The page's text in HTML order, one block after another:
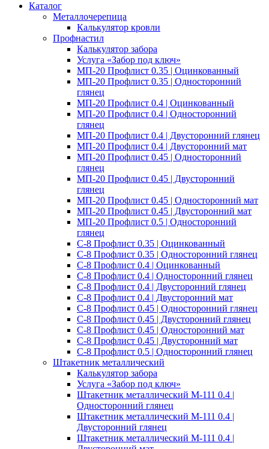
Каталог
Металлочерепица
Калькулятор кровли
Профнастил
Калькулятор забора
Услуга «Забор под ключ»
МП-20 Профлист 0.35 | Оцинкованный
МП-20 Профлист 0.35 | Односторонний
глянец
МП-20 Профлист 0.4 | Оцинкованный
МП-20 Профлист 0.4 | Односторонний
глянец
МП-20 Профлист 0.4 | Двусторонний глянец
МП-20 Профлист 0.4 | Двусторонний мат
МП-20 Профлист 0.45 | Односторонний
глянец
МП-20 Профлист 0.45 | Двусторонний
глянец
МП-20 Профлист 0.45 | Односторонний мат
МП-20 Профлист 0.45 | Двусторонний мат
МП-20 Профлист 0.5 | Односторонний
глянец
С-8 Профлист 0.35 | Оцинкованный
С-8 Профлист 0.35 | Односторонний глянец
С-8 Профлист 0.4 | Оцинкованный
С-8 Профлист 0.4 | Односторонний глянец
С-8 Профлист 0.4 | Двусторонний глянец
С-8 Профлист 0.4 | Двусторонний мат
С-8 Профлист 0.45 | Односторонний глянец
С-8 Профлист 0.45 | Двусторонний глянец
С-8 Профлист 0.45 | Односторонний мат
С-8 Профлист 0.45 | Двусторонний мат
С-8 Профлист 0.5 | Односторонний глянец
Штакетник металлический
Калькулятор забора
Услуга «Забор под ключ»
Штакетник металлический M-111 0.4 |
Односторонний глянец
Штакетник металлический M-111 0.4 |
Двусторонний глянец
Штакетник металлический M-111 0.4 |